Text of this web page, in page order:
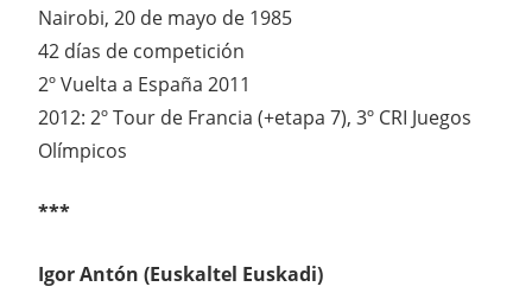
Nairobi, 20 de mayo de 1985
42 días de competición
2º Vuelta a España 2011
2012: 2º Tour de Francia (+etapa 7), 3º CRI Juegos
Olímpicos
***
Igor Antón (Euskaltel Euskadi)